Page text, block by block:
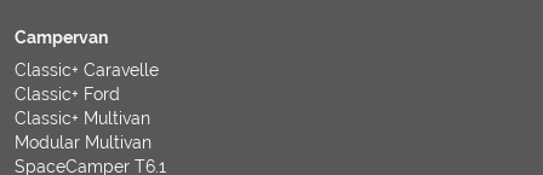
Campervan
Classic+ Caravelle
Classic+ Ford
Classic+ Multivan
Modular Multivan
SpaceCamper T6.1